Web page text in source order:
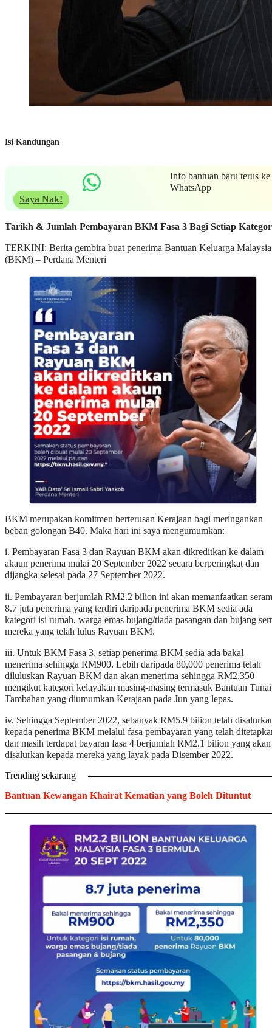
Isi Kandungan
Info bantuan baru terus ke
WhatsApp
Saya Nak!
Tarikh & Jumlah Pembayaran BKM Fasa 3 Bagi Setiap
TERKINI: Berita gembira buat penerima Bantuan Keluarga Malaysia
(BKM) – Perdana Menteri
BKM merupakan komitmen berterusan Kerajaan bagi meringankan
beban golongan B40. Maka hari ini saya mengumumkan:
i. Pembayaran Fasa 3 dan Rayuan BKM akan dikreditkan ke dalam
akaun penerima mulai 20 September 2022 secara berperingkat dan
dijangka selesai pada 27 September 2022.
ii. Pembayaran berjumlah RM2.2 bilion ini akan memanfaatkan
8.7 juta penerima yang terdiri daripada penerima BKM sedia ada
kategori isi rumah, warga emas bujang/tiada pasangan dan bujang
mereka yang telah lulus Rayuan BKM.
iii. Untuk BKM Fasa 3, setiap penerima BKM sedia ada bakal
menerima sehingga RM900. Lebih daripada 80,000 penerima telah
diluluskan Rayuan BKM dan akan menerima sehingga RM2,350
mengikut kategori kelayakan masing-masing termasuk Bantuan Tunai
Tambahan yang diumumkan Kerajaan pada Jun yang lepas.
iv. Sehingga September 2022, sebanyak RM5.9 bilion telah
kepada penerima BKM melalui fasa pembayaran yang telah
dan masih terdapat bayaran fasa 4 berjumlah RM2.1 bilion yang akan
disalurkan kepada mereka yang layak pada Disember 2022.
Trending sekarang
Bantuan Kewangan Khairat Kematian yang Boleh Dituntut